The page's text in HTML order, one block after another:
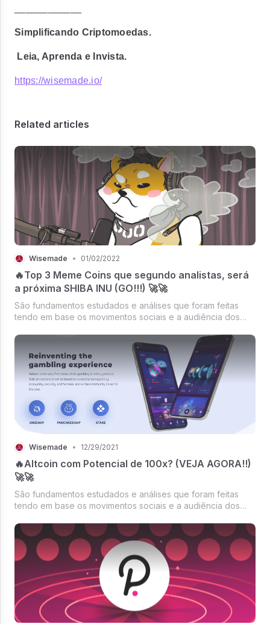
Simplificando Criptomoedas.
Leia, Aprenda e Invista.
https://wisemade.io/
Related articles
Wisemade • 01/02/2022
🔥Top 3 Meme Coins que segundo analistas, será
a próxima SHIBA INU (GO!!!) 🚀🚀
São fundamentos estudados e análises que foram feitas
tendo em base os movimentos sociais e a audiência dos
uma dica de investimento.Seguem as altcoins abaixo:
Wisemade • 12/29/2021
🔥Altcoin com Potencial de 100x? (VEJA AGORA!!)
🚀🚀
São fundamentos estudados e análises que foram feitas
tendo em base os movimentos sociais e a audiência dos